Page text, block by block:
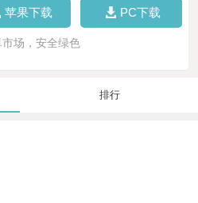
苹果下载 PC下载
市场，安全绿色
排行